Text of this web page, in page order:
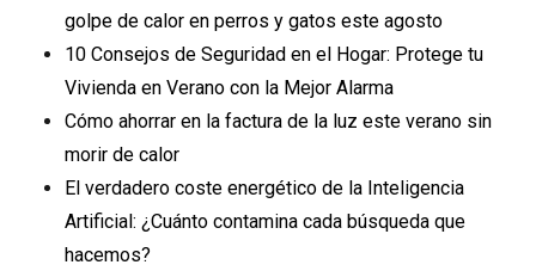
golpe de calor en perros y gatos este agosto
10 Consejos de Seguridad en el Hogar: Protege tu
Vivienda en Verano con la Mejor Alarma
Cómo ahorrar en la factura de la luz este verano sin
morir de calor
El verdadero coste energético de la Inteligencia
Artificial: ¿Cuánto contamina cada búsqueda que
hacemos?